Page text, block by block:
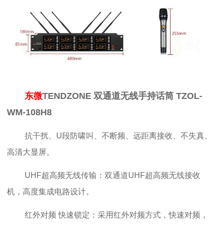
东微TENDZONE 双通道无线手持话筒 TZOL-
WM-108H8
抗干扰、U段防啸叫、不断频、远距离接收、不失真、
高清大显屏。
UHF超高频无线传输：双通道UHF超高频无线接收
机，高度集成电路设计。
红外对频 快速锁定：采用红外对频方式，快速对频，